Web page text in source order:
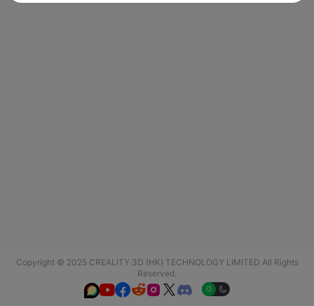
Copyright © 2025 CREALITY 3D (HK) TECHNOLOGY LIMITED All Rights
Reserved.
  